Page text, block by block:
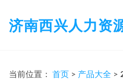
济南西兴人力资
当前位置： 首页 > 产品大全 >